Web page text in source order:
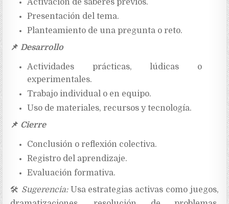
Activación de saberes previos.
Presentación del tema.
Planteamiento de una pregunta o reto.
📌 Desarrollo
Actividades prácticas, lúdicas o
experimentales.
Trabajo individual o en equipo.
Uso de materiales, recursos y tecnología.
📌 Cierre
Conclusión o reflexión colectiva.
Registro del aprendizaje.
Evaluación formativa.
🛠 Sugerencia:Usa estrategias activas como juegos,